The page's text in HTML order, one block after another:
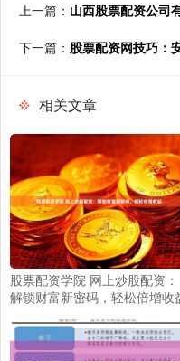
上一篇： 山西股票配资公司
下一篇： 股票配资网技巧：
相关文章
股票配资学院 网上炒股配资：
解锁财富新密码，轻松倍增收